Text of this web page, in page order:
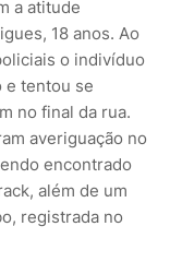
a atitude
18 anos. Ao
o indivíduo
e tentou se
no final da rua.
averiguação no
encontrado
além de um
registrada no